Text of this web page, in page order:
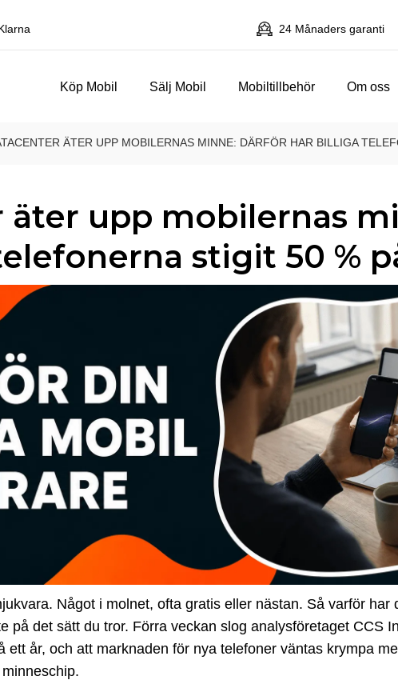
24 Månaders garanti
Köp Mobil Sälj Mobil Mobiltillbehör Om oss
ÄTER UPP MOBILERNAS MINNE: DÄRFÖR HAR BILLIGA
äter upp mobilernas
stigit 50 %
Något i molnet, ofta gratis eller nästan. Så varför har
på det sätt du tror. Förra veckan slog analysföretaget CCS
ett år, och att marknaden för nya telefoner väntas krympa